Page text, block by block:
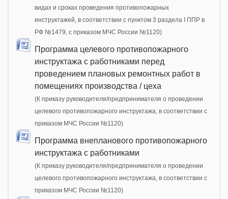
видах и сроках проведения противопожарных
инструктажей, в соответствии с пунктом 3 раздела I ППР в
РФ №1479, с приказом МЧС России №1120)
Программа целевого противопожарного
инструктажа с работниками перед
проведением плановых ремонтных работ в
помещениях производства / цеха
(К приказу руководителя/предпринимателя о проведении
целевого противопожарного инструктажа, в соответствии с
приказом МЧС России №1120)
Программа внепланового противопожарного
инструктажа с работниками
(К приказу руководителя/предпринимателя о проведении
целевого противопожарного инструктажа, в соответствии с
приказом МЧС России №1120)